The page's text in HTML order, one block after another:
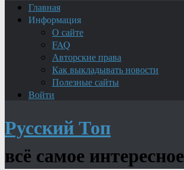
Главная
Информация
О сайте
FAQ
Авторские права
Как выкладывать новости
Полезные сайты
Войти
Русский Топ
всё самое интересное